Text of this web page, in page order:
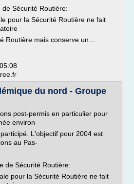
Sécurité Routière:
pour la Sécurité Routière ne fait
Routière mais conserve un...
du nord - Groupe
post-permis en particulier pour
environ
L'objectif pour 2004 est
au Pas-
de Sécurité Routière:
pour la Sécurité Routière ne fait